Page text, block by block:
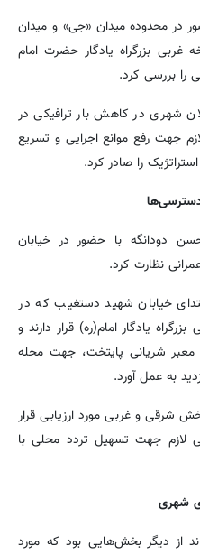
با حضور در محدوده میدان «جی» و میدان
بزرگراه یادگار حضرت امام
را بررسی کرد.
شهری در کاهش بار ترافیکی در
جهت رفع موانع اجرایی و تسریع
را صادر کرد.
دودانگه با حضور در خیابان
نظارت کرد.
املاک ابتدای خیابان شهید دستغیب که در
یادگار امام(ره) قرار دارند و
شریانی پایتخت، جهت محله
به عمل آورد.
شرقی و غربی مورد ارزیابی قرار
لازم جهت تسهیل تردد محلی با
شهری
از دیگر بخش‌هایی بود که مورد